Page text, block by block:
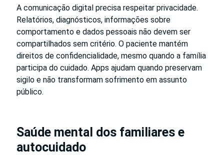
A comunicação digital precisa respeitar privacidade.
Relatórios, diagnósticos, informações sobre
comportamento e dados pessoais não devem ser
compartilhados sem critério. O paciente mantém
direitos de confidencialidade, mesmo quando a família
participa do cuidado. Apps ajudam quando preservam
sigilo e não transformam sofrimento em assunto
público.
Saúde mental dos familiares e
autocuidado